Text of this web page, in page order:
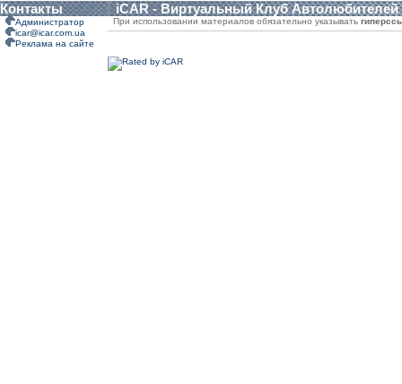
Контакты iCAR - Виртуальный Клуб Автолюбителей
Администратор
icar@icar.com.ua
Реклама на сайте
При использовании материалов обязательно указывать